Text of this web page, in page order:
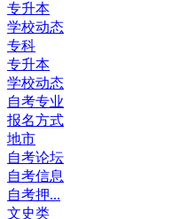
专升本
学校动态
专科
专升本
学校动态
自考专业
报名方式
地市
自考论坛
自考信息
自考押...
文史类